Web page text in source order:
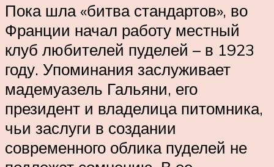
Пока шла «битва стандартов», во
Франции начал работу местный
клуб любителей пуделей – в 1923
году. Упоминания заслуживает
мадемуазель Гальяни, его
президент и владелица питомника,
чьи заслуги в создании
современного облика пуделей не